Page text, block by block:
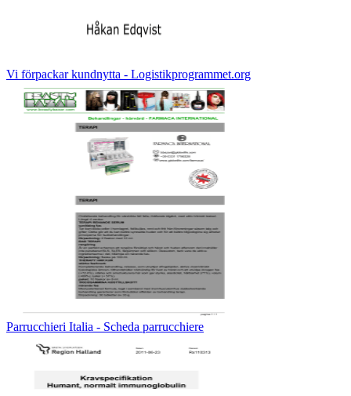
Vi förpackar kundnytta - Logistikprogrammet.org
Parrucchieri Italia - Scheda parrucchiere